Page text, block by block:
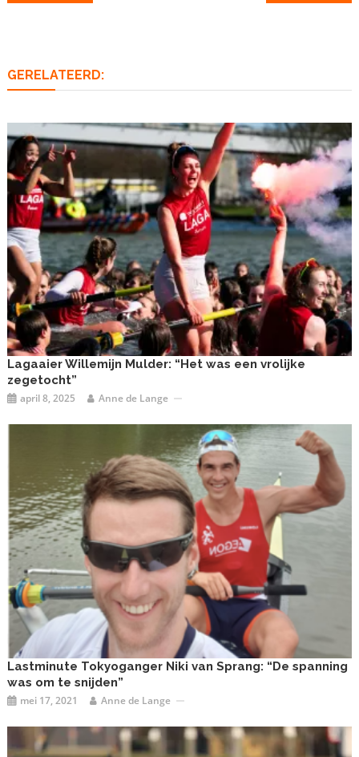
GERELATEERD:
Lagaaier Willemijn Mulder: “Het was een vrolijke
zegetocht”
april 8, 2025 Anne de Lange
Lastminute Tokyoganger Niki van Sprang: “De spanning
was om te snijden”
mei 17, 2021 Anne de Lange